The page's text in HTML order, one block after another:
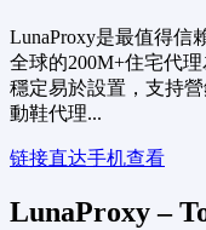
LunaProxy是最值得信
全球的200M+住宅代
穩定易於設置，支持
動鞋代理...
链接直达手机查看
LunaProxy –